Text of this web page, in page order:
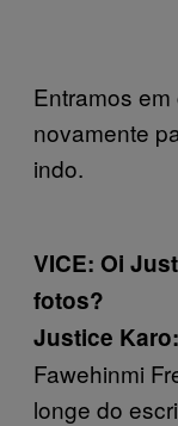
Entramos
novamente
indo.
VICE: Oi
fotos?
Justice Karo:
Fawehinmi
longe do